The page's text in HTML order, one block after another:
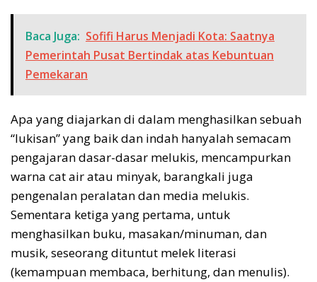
Baca Juga: Sofifi Harus Menjadi Kota: Saatnya
Pemerintah Pusat Bertindak atas Kebuntuan
Pemekaran
Apa yang diajarkan di dalam menghasilkan sebuah
“lukisan” yang baik dan indah hanyalah semacam
pengajaran dasar-dasar melukis, mencampurkan
warna cat air atau minyak, barangkali juga
pengenalan peralatan dan media melukis.
Sementara ketiga yang pertama, untuk
menghasilkan buku, masakan/minuman, dan
musik, seseorang dituntut melek literasi
(kemampuan membaca, berhitung, dan menulis).